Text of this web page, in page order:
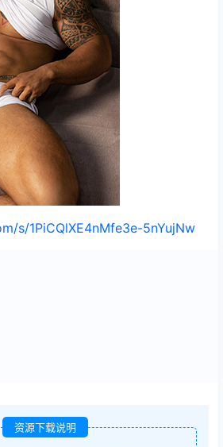
s/1PiCQlXE4nMfe3e-5nYujNw
资源下载说明